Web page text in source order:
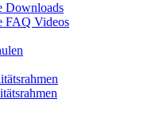
Downloads
FAQ Videos